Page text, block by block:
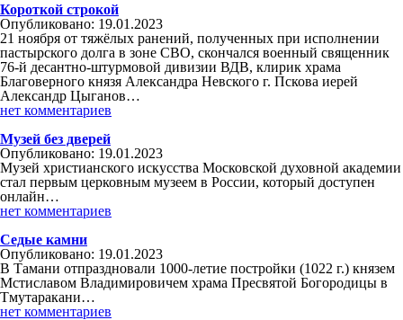
Короткой строкой
Опубликовано: 19.01.2023
21 ноября от тяжёлых ранений, полученных при исполнении
пастырского долга в зоне СВО, скончался военный священник
76-й десантно-штурмовой дивизии ВДВ, клирик храма
Благоверного князя Александра Невского г. Пскова иерей
Александр Цыганов…
нет комментариев
Музей без дверей
Опубликовано: 19.01.2023
Музей христианского искусства Московской духовной академии
стал первым церковным музеем в России, который доступен
онлайн…
нет комментариев
Седые камни
Опубликовано: 19.01.2023
В Тамани отпраздновали 1000-летие постройки (1022 г.) князем
Мстиславом Владимировичем храма Пресвятой Богородицы в
Тмутаракани…
нет комментариев